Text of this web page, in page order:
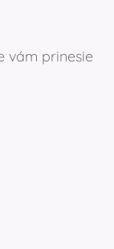
vám prinesie